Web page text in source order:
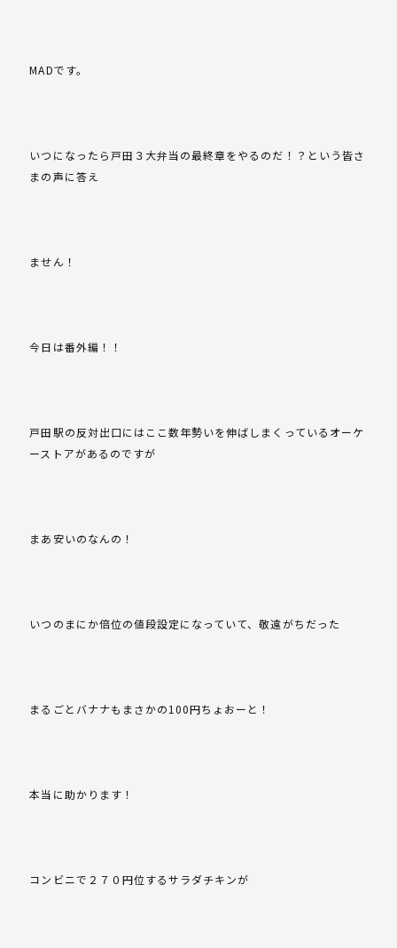
MADです。
いつになったら戸田３大弁当の最終章をやるのだ！？という皆さ
まの声に答え
ません！
今日は番外編！！
戸田駅の反対出口にはここ数年勢いを伸ばしまくっているオーケ
ーストアがあるのですが
まあ安いのなんの！
いつのまにか倍位の値段設定になっていて、敬遠がちだった
まるごとバナナもまさかの100円ちょおーと！
本当に助かります！
コンビニで２７０円位するサラダチキンが